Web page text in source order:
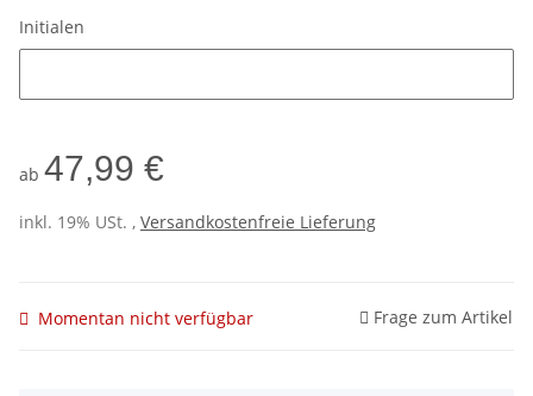
Initialen
ab 47,99 €
inkl. 19% USt. , Versandkostenfreie Lieferung
Momentan nicht verfügbar Frage zum Artikel